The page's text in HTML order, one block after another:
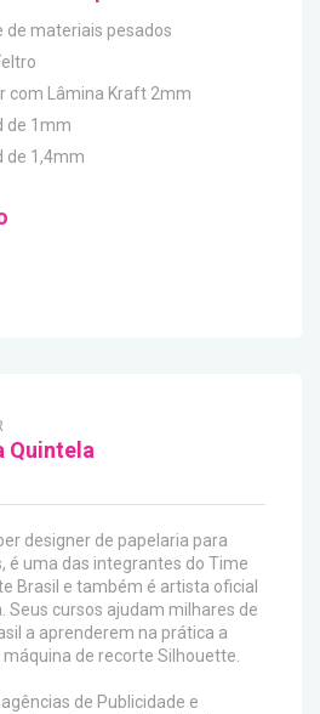
de materiais pesados
com Lâmina Kraft 2mm
de 1mm
de 1,4mm
Quintela
designer de papelaria para
é uma das integrantes do Time
Brasil e também é artista oficial
Seus cursos ajudam milhares de
a aprenderem na prática a
de recorte Silhouette.
de Publicidade e